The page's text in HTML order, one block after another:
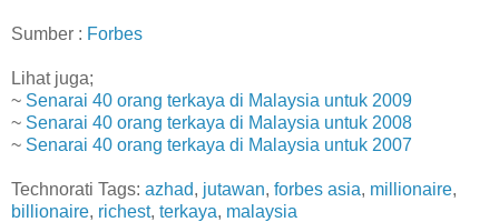
Sumber : Forbes
Lihat juga;
~ Senarai 40 orang terkaya di Malaysia untuk 2009
~ Senarai 40 orang terkaya di Malaysia untuk 2008
~ Senarai 40 orang terkaya di Malaysia untuk 2007
Technorati Tags: azhad, jutawan, forbes asia, millionaire,
billionaire, richest, terkaya, malaysia